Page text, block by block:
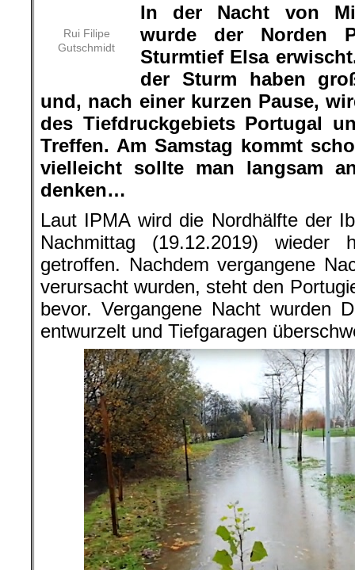
Rui Filipe
Gutschmidt
In der Nacht von
wurde der Norden
Sturmtief Elsa
der Sturm haben
und, nach einer kurzen Pause,
des Tiefdruckgebiets Portugal
Treffen. Am Samstag kommt
vielleicht sollte man langsam
denken…
Laut IPMA wird die Nordhälfte der
Nachmittag (19.12.2019)
getroffen. Nachdem vergangene
verursacht wurden, steht den
bevor. Vergangene Nacht wurden
entwurzelt und Tiefgaragen